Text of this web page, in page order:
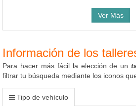
Ver Más
Información de los
Para hacer más fácil la elección de un
filtrar tu búsqueda mediante los iconos
Tipo de vehículo